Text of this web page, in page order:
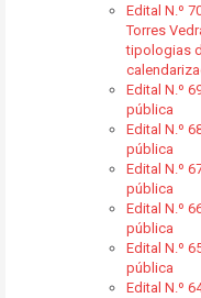
Edital N.º
Torres
tipologias
Edital N.º
pública
Edital N.º
pública
Edital N.º
pública
Edital N.º
pública
Edital N.º
pública
Edital N.º